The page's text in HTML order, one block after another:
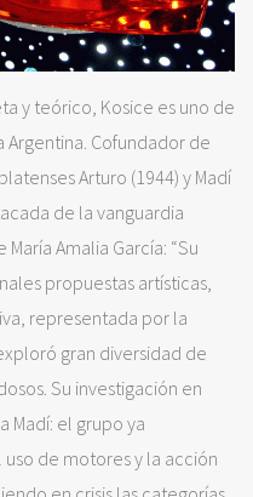
y teórico, Kosice es uno de
Cofundador de
Arturo (1944) y Madí
de la vanguardia
Amalia García: “Su
propuestas artísticas,
representada por la
gran diversidad de
Su investigación en
Madí: el grupo ya
de motores y la acción